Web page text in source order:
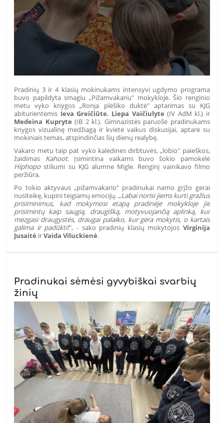
Pradinių 3 ir 4 klasių mokinukams intensyvi ugdymo programa
buvo papildyta smagiu „Pižamvakariu" mokykloje. Šio renginio
metu vyko knygos „Ronja plėšiko duktė" aptarimas su KJG
abiturientėmis Ieva Greičiūte, Liepa Vaičiulyte(IV AdM kl.) ir
Medeina Kupryte (IB 2 kl.). Gimnazistės paruošė pradinukams
knygos vizualinę medžiagą ir kvietė vaikus diskusijai, aptarė su
mokiniais temas, atspindinčias šių dienų realybę.
Vakaro metu taip pat vyko kalėdinės dirbtuvės, „lobio" paieškos,
žaidimas Kahoot. Įsimintina vaikams buvo šokio pamokėlė
Hiphopostiliumi su KJG alumne Migle. Renginį vainikavo filmo
peržiūra.
Po tokio aktyvaus „pižamvakario” pradinukai namo grįžo gerai
nusiteikę, kupini teigiamų emocijų. „Labai norisi jiems kurti gražius
prisiminimus, kad mokymosi etapą pradinėje mokykloje jie
prisimintų kaip saugią, draugišką, motyvuojančią aplinką, kur
mezgasi draugystės, draugai palaiko, kur gera mokytis, o kartais
galima ir padūkti!", - sako pradinių klasių mokytojos Virginija
Jusaitė irVaida Viluckienė.
Pradinukai sėmėsi gyvybiškai svarbių
žinių